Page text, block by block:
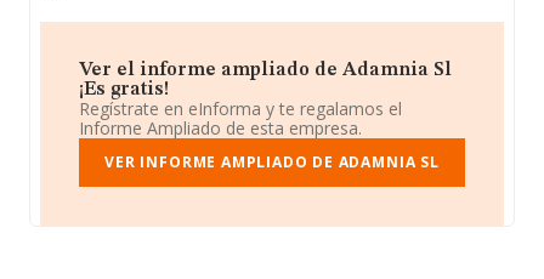
Ver el informe ampliado de Adamnia Sl
¡Es gratis!
Regístrate en eInforma y te regalamos el
Informe Ampliado de esta empresa.
VER INFORME AMPLIADO DE ADAMNIA SL